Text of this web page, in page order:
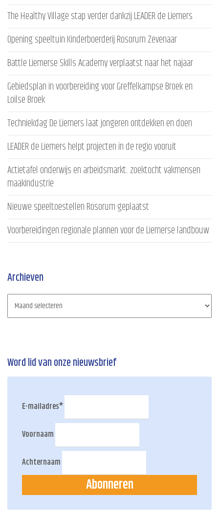
The Healthy Village stap verder dankzij LEADER de Liemers
Opening speeltuin Kinderboerderij Rosorum Zevenaar
Battle Liemerse Skills Academy verplaatst naar het najaar
Gebiedsplan in voorbereiding voor Greffelkampse Broek en
Loilse Broek
Techniekdag De Liemers laat jongeren ontdekken en doen
LEADER de Liemers helpt projecten in de regio vooruit
Actietafel onderwijs en arbeidsmarkt: zoektocht vakmensen
maakindustrie
Nieuwe speeltoestellen Rosorum geplaatst
Voorbereidingen regionale plannen voor de Liemerse landbouw
Archieven
Word lid van onze nieuwsbrief
E-mailadres*
Voornaam
Achternaam
Abonneren